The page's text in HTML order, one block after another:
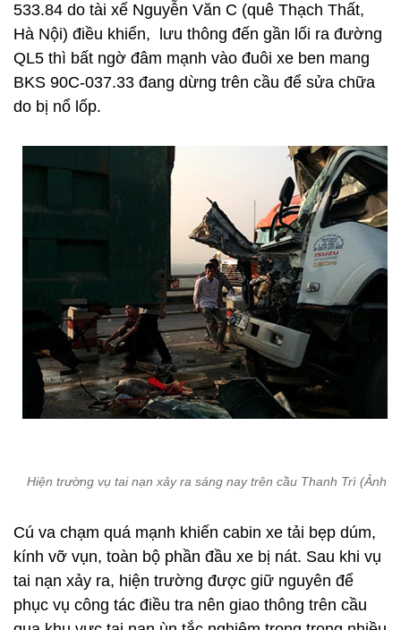
533.84 do tài xế Nguyễn Văn C (quê Thạch Thất,
Hà Nội) điều khiển, lưu thông đến gần lối ra đường
QL5 thì bất ngờ đâm mạnh vào đuôi xe ben mang
BKS 90C-037.33 đang dừng trên cầu để sửa chữa
do bị nổ lốp.
Hiện trường vụ tai nạn xảy ra sáng nay trên cầu Thanh Trì (Ảnh:
Cú va chạm quá mạnh khiến cabin xe tải bẹp dúm,
kính vỡ vụn, toàn bộ phần đầu xe bị nát. Sau khi vụ
tai nạn xảy ra, hiện trường được giữ nguyên để
phục vụ công tác điều tra nên giao thông trên cầu